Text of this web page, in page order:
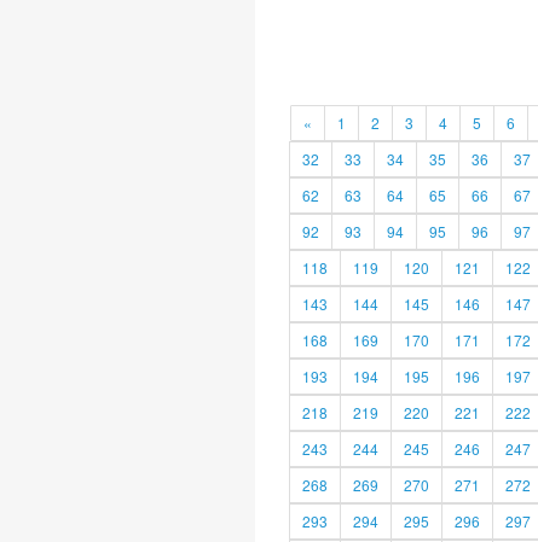
« 1 2 3 4 5 6
32
33 34 35 36 37
62
63 64 65 66 67
92
93 94 95 96 97
118
119 120 121 122
143
144 145 146 147
168
169 170 171 172
193
194 195 196 197
218
219 220 221 222
243
244 245 246 247
268
269 270 271 272
293
294 295 296 297